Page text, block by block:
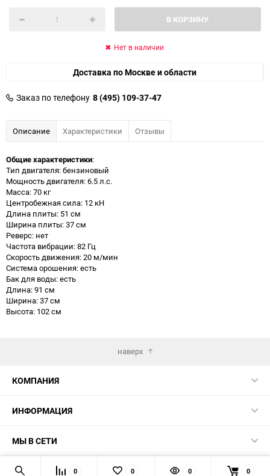
В КОРЗИНУ
Нет в наличии
Доставка по Москве и области
Заказ по телефону 8 (495) 109-37-47
Описание Характеристики Отзывы
Общие характеристики:
Тип двигателя: бензиновый
Мощность двигателя: 6.5 л.с.
Масса: 70 кг
Центробежная сила: 12 кН
Длина плиты: 51 см
Ширина плиты: 37 см
Реверс: нет
Частота вибрации: 82 Гц
Скорость движения: 20 м/мин
Система орошения: есть
Бак для воды: есть
Длина: 91 см
Ширина: 37 см
Высота: 102 см
наверх
КОМПАНИЯ
ИНФОРМАЦИЯ
МЫ В СЕТИ
КОНТАКТЫ 0 0 0 0